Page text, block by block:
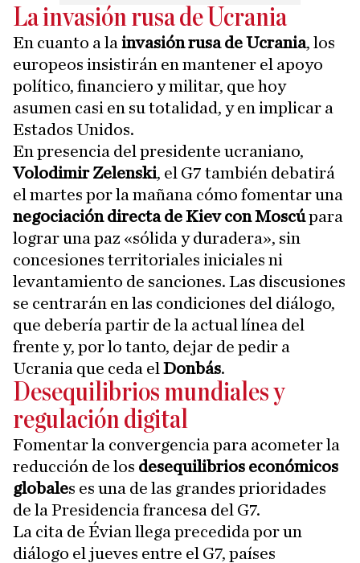
La invasión rusa de Ucrania
En cuanto a la invasión rusa de Ucrania, los
europeos insistirán en mantener el apoyo
político, financiero y militar, que hoy
asumen casi en su totalidad, y en implicar a
Estados Unidos.
En presencia del presidente ucraniano,
Volodimir Zelenski, el G7 también debatirá
el martes por la mañana cómo fomentar una
negociación directa de Kiev con Moscúpara
lograr una paz «sólida y duradera», sin
concesiones territoriales iniciales ni
levantamiento de sanciones. Las discusiones
se centrarán en las condiciones del diálogo,
que debería partir de la actual línea del
frente y, por lo tanto, dejar de pedir a
Ucrania que ceda el Donbás.
Desequilibrios mundiales y
regulación digital
Fomentar la convergencia para acometer la
reducción de los desequilibrios económicos
globales es una de las grandes prioridades
de la Presidencia francesa del G7.
La cita de Évian llega precedida por un
diálogo el jueves entre el G7, países